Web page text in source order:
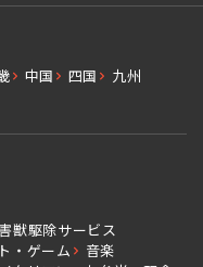
中国 四国
九州
獣駆除サービス
・ゲーム
音楽